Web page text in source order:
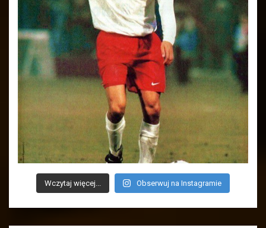
Wczytaj więcej... Obserwuj na Instagramie